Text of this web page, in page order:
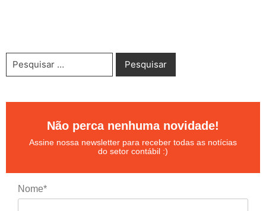
Não perca nenhuma novidade!
Assine nossa newsletter para receber todas as notícias
do setor contábil :)
Nome*